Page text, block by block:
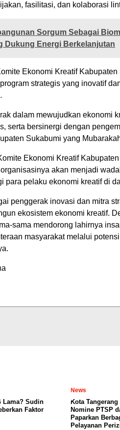
fasilitasi, dan kolaborasi
Sorgum Sebagai
Dukung Energi Berkelanjutan
Ekonomi Kreatif
strategis yang inovatif
dalam mewujudkan ekonomi
serta bersinergi dengan
Sukabumi yang
Ekonomi Kreatif
akan menjadi
para pelaku ekonomi kreatif di
penggerak inovasi dan mitra
ekosistem ekonomi kreatif.
sama mendorong lahirnya
masyarakat melalui
Lama? Sudin
Faktor
News
Kota
Nomine PTSP
Paparkan
Pelayanan